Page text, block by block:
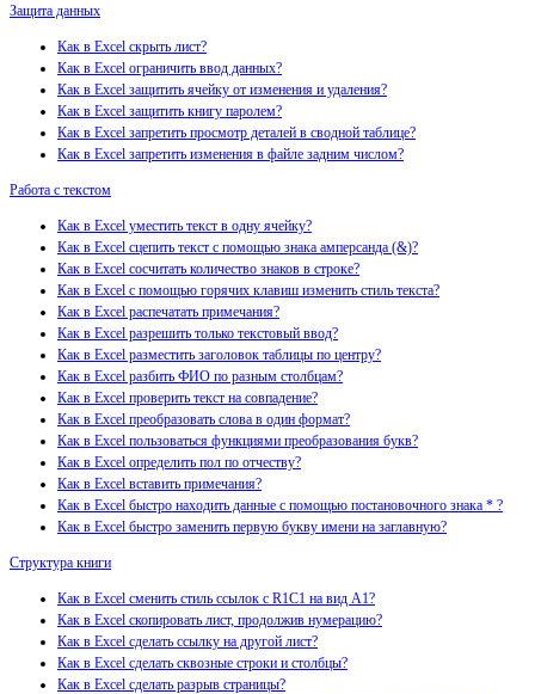
Защита данных
Как в Excel скрыть лист?
Как в Excel ограничить ввод данных?
Как в Excel защитить ячейку от изменения и удаления?
Как в Excel защитить книгу паролем?
Как в Excel запретить просмотр деталей в сводной таблице?
Как в Excel запретить изменения в файле задним числом?
Работа с текстом
Как в Excel уместить текст в одну ячейку?
Как в Excel сцепить текст с помощью знака амперсанда (&)?
Как в Excel сосчитать количество знаков в строке?
Как в Excel с помощью горячих клавиш изменить стиль текста?
Как в Excel распечатать примечания?
Как в Excel разрешить только текстовый ввод?
Как в Excel разместить заголовок таблицы по центру?
Как в Excel разбить ФИО по разным столбцам?
Как в Excel проверить текст на совпадение?
Как в Excel преобразовать слова в один формат?
Как в Excel пользоваться функциями преобразования букв?
Как в Excel определить пол по отчеству?
Как в Excel вставить примечания?
Как в Excel быстро находить данные с помощью постановочного знака * ?
Как в Excel быстро заменить первую букву имени на заглавную?
Структура книги
Как в Excel сменить стиль ссылок с R1C1 на вид A1?
Как в Excel скопировать лист, продолжив нумерацию?
Как в Excel сделать ссылку на другой лист?
Как в Excel сделать сквозные строки и столбцы?
Как в Excel сделать разрыв страницы?